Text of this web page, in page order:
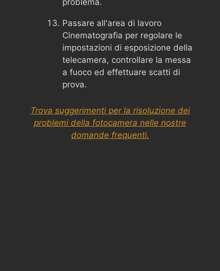
problema.
Passare all'area di lavoro
Cinematografia per regolare le
impostazioni di esposizione della
telecamera, controllare la messa
a fuoco ed effettuare scatti di
prova.
Trova suggerimenti per la risoluzione dei
problemi della fotocamera nelle nostre
domande frequenti.